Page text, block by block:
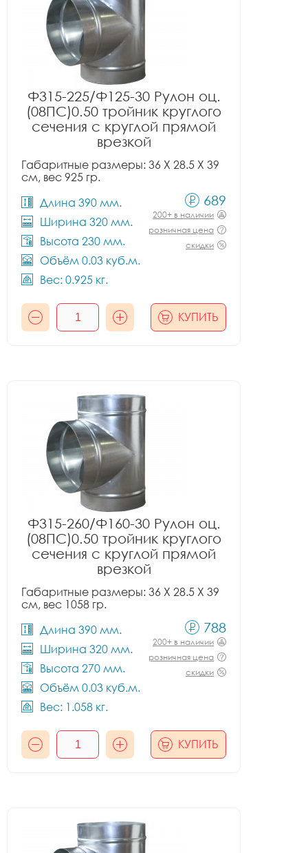
Ф315-225/Ф125-30 Рулон оц.
(08ПС)0.50 тройник круглого
сечения с круглой прямой
врезкой
Габаритные размеры: 36 X 28.5 X 39
см, вес 925 гр.
Длина 390 мм.
Ширина 320 мм.
Высота 230 мм.
Объём 0.03 куб.м.
Вес: 0.925 кг.
689
200+ в наличии
розничная цена
скидки
КУПИТЬ
Ф315-260/Ф160-30 Рулон оц.
(08ПС)0.50 тройник круглого
сечения с круглой прямой
врезкой
Габаритные размеры: 36 X 28.5 X 39
см, вес 1058 гр.
Длина 390 мм.
Ширина 320 мм.
Высота 270 мм.
Объём 0.03 куб.м.
Вес: 1.058 кг.
788
200+ в наличии
розничная цена
скидки
КУПИТЬ